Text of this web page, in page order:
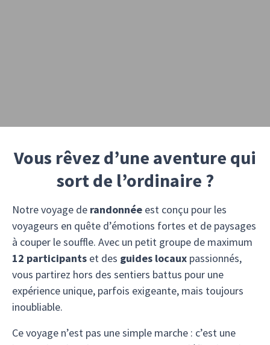
Vous rêvez d’une aventure qui
sort de l’ordinaire ?
Notre voyage de randonnée est conçu pour les
voyageurs en quête d’émotions fortes et de paysages
à couper le souffle. Avec un petit groupe de maximum
12 participants et des guides locaux passionnés,
vous partirez hors des sentiers battus pour une
expérience unique, parfois exigeante, mais toujours
inoubliable.
Ce voyage n’est pas une simple marche : c’est une